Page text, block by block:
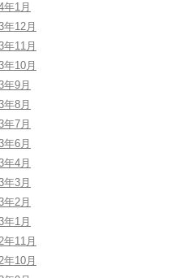
年1月
年12月
年11月
年10月
年9月
年8月
年7月
年6月
年4月
年3月
年2月
年1月
年11月
年10月